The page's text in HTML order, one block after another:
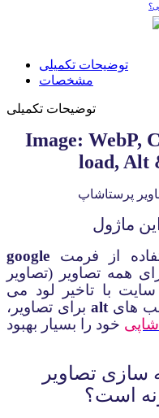
توضیحات تکمیلی
مشخصات
توضیحات تکمیلی
Image: WebP,
load, Alt
این ماژول
از فرمت google
همه تصاویر (تصاویر
با تاخیر لود می
های altبرای تصاویر،
خود را بسیار بهبود